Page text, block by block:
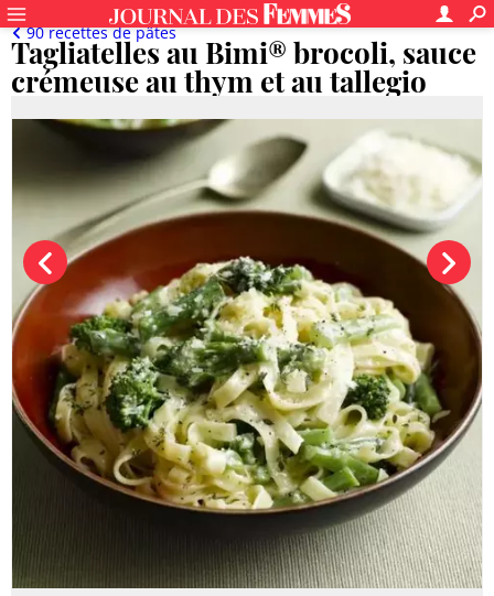
Tagliatelles au Bimi® brocoli, sauce
crémeuse au thym et au tallegio
90 recettes de pâtes